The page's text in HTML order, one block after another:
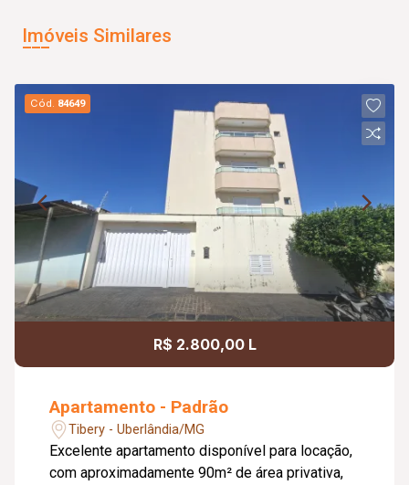
Imóveis Similares
Cód. 84649
R$ 2.800,00 L
Apartamento - Padrão
Tibery - Uberlândia/MG
Excelente apartamento disponível para locação,
com aproximadamente 90m² de área privativa,